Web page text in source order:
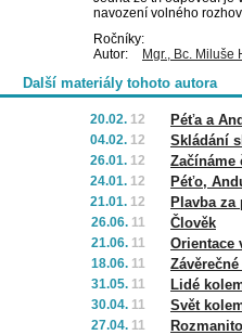
navození volného
Ročníky:
Autor:
Mgr., Bc. Miluše
Další materiály tohoto autora
20.02. 12 Péťa a
04.02. 12 Skládání
26.01. 12 Začínáme
24.01. 12 Péťo,
21.01. 12 Plavba za
26.06. 11 Člověk
21.06. 11 Orientace
18.06. 11
31.05. 11 Lidé
30.04. 11 Svět
27.04. 11